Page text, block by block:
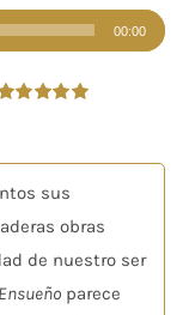
00:00
sus
obras
de nuestro ser
Ensueño parece